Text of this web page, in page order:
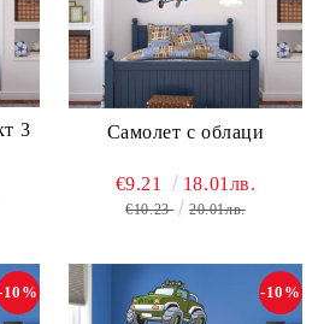
3
Самолет с облаци
€9.21 18.01лв.
€10.23 20.01лв.
10% -10%